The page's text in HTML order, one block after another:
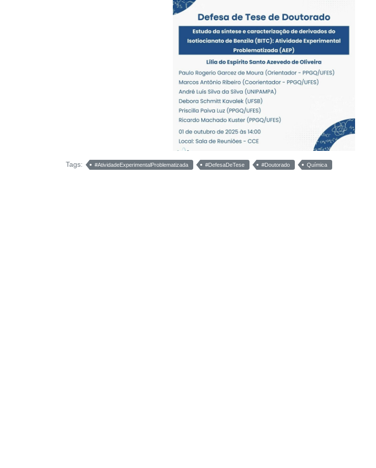
Tags: #AtividadeExperimentalProblematizada #DefesaDeTese #Doutorado Química